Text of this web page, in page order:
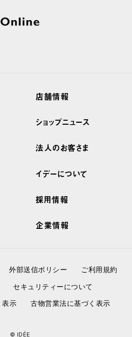
店舗情報
ショップニュース
法人のお客さま
イデーについて
採用情報
企業情報
外部送信ポリシー
ご利用規約
セキュリティーについて
表示
古物営業法に基づく表示
© IDÉE